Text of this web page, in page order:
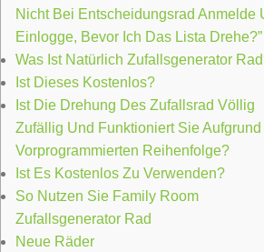
Nicht Bei Entscheidungsrad Anmelde
Einlogge, Bevor Ich Das Lista Drehe?”
Was Ist Natürlich Zufallsgenerator
Ist Dieses Kostenlos?
Ist Die Drehung Des Zufallsrad Völlig
Zufällig Und Funktioniert Sie
Vorprogrammierten Reihenfolge?
Ist Es Kostenlos Zu Verwenden?
So Nutzen Sie Family Room
Zufallsgenerator Rad
Neue Räder